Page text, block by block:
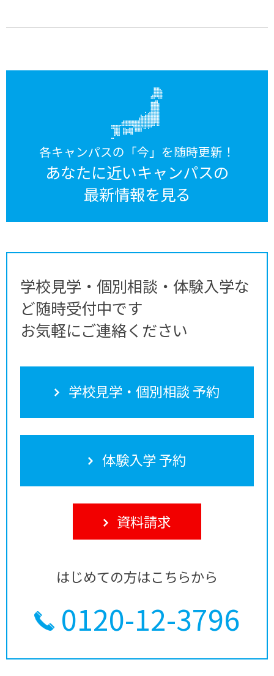
各キャンパスの「今」を随時更新！
あなたに近いキャンパスの
最新情報を見る
学校見学・個別相談・体験入学な
ど随時受付中です
お気軽にご連絡ください
学校見学・個別相談 予約
体験入学 予約
資料請求
はじめての方はこちらから
0120-12-3796